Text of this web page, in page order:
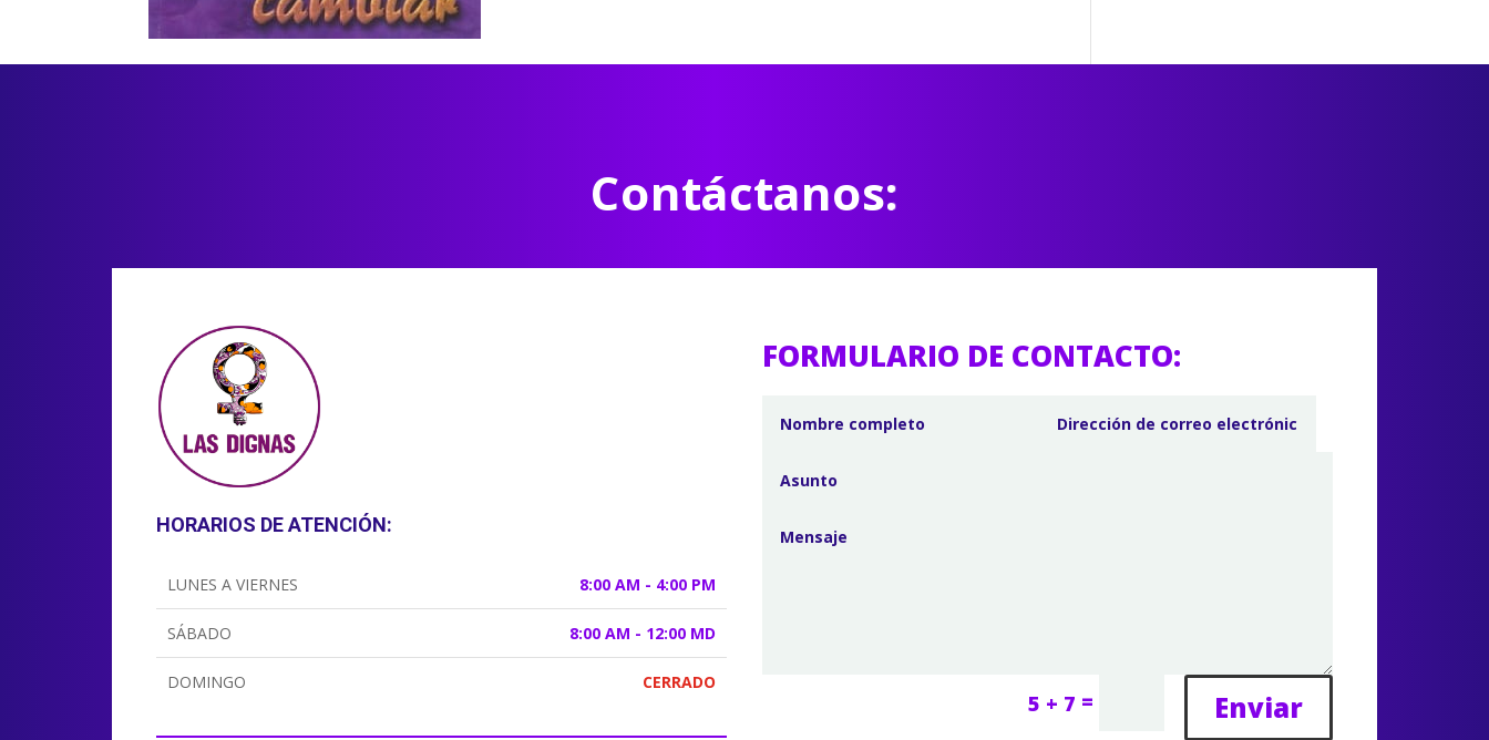
Contáctanos:
HORARIOS DE ATENCIÓN:
LUNES A VIERNES 8:00 AM - 4:00 PM
SÁBADO 8:00 AM - 12:00 MD
DOMINGO CERRADO
FORMULARIO DE CONTACTO:
5 + 7 = Enviar